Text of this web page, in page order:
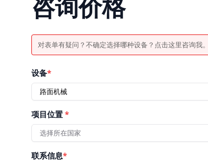
咨询价格
对表单有疑问？不确定选择哪种设备？点击这里咨询我。
设备*
路面机械
项目位置*
选择所在国家
联系信息*